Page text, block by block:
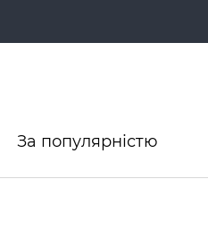
За популярністю